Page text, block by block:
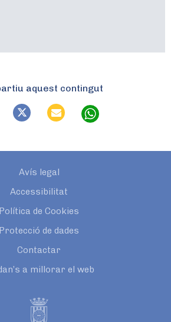
aquest contingut
Avís legal
Accessibilitat
Política de Cookies
Protecció de dades
Contactar
a millorar el web